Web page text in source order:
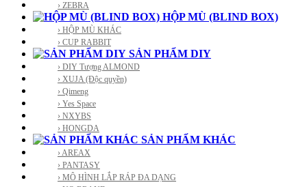
› ZEBRA
HỘP MÙ (BLIND BOX)
› HỘP MÙ KHÁC
› CUP RABBIT
SẢN PHẨM DIY
› DIY Tượng ALMOND
› XUJA (Độc quyền)
› Qimeng
› Yes Space
› NXYBS
› HONGDA
SẢN PHẨM KHÁC
› AREAX
› PANTASY
› MÔ HÌNH LẮP RÁP ĐA DẠNG